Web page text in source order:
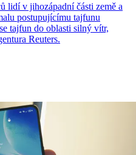
lidí v jihozápadní části země a
postupujícímu tajfunu
tajfun do oblasti silný vítr,
Reuters.